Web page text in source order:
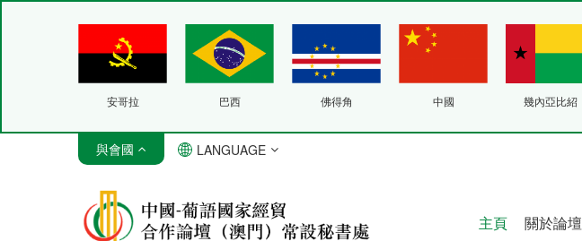
安哥拉 巴西 佛得角 中國 幾內亞比紹
與會國 LANGUAGE
主頁 關於論壇